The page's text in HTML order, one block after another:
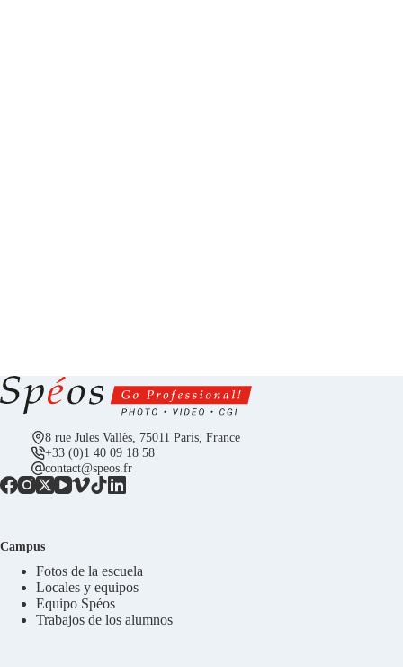
8 rue Jules Vallès, 75011 Paris, France
+33 (0)1 40 09 18 58
contact@speos.fr
Campus
Fotos de la escuela
Locales y equipos
Equipo Spéos
Trabajos de los alumnos